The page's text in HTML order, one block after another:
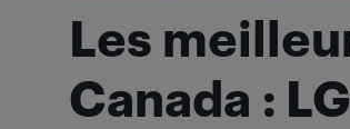
Les
Canada :